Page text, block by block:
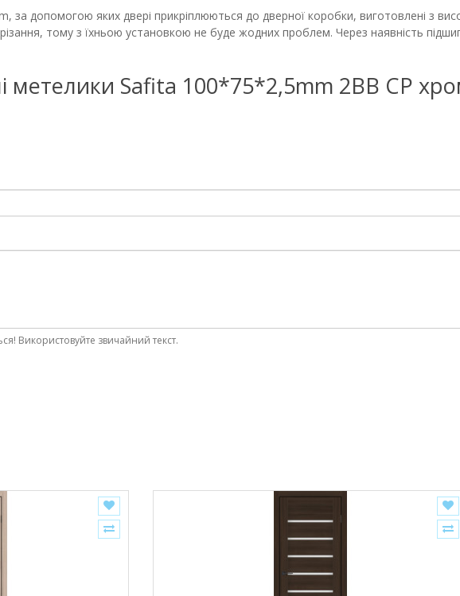
за допомогою яких двері прикріплюються до дверної коробки, виготовлені з
тому з їхньою установкою не буде жодних проблем. Через наявність
метелики Safita 100*75*2,5mm 2BB CP
Використовуйте звичайний текст.